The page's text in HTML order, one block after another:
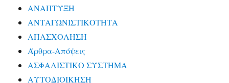
ΑΝΑΠΤΥΞΗ
ΑΝΤΑΓΩΝΙΣΤΙΚΟΤΗΤΑ
ΑΠΑΣΧΟΛΗΣΗ
Άρθρα-Απόψεις
ΑΣΦΑΛΙΣΤΙΚΟ ΣΥΣΤΗΜΑ
ΑΥΤΟΔΙΟΙΚΗΣΗ